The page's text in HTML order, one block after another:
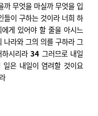
까 무엇을 마실까 무엇을 입
들이 구하는 것이라 너희 하
게 있어야 할 줄을 아시느
나라와 그의 의를 구하라 그
시리라 34 그러므로 내일
은 내일이 염려할 것이요